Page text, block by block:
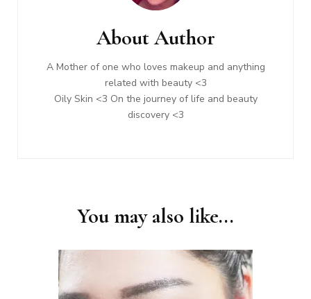
About Author
A Mother of one who loves makeup and anything
related with beauty <3
Oily Skin <3 On the journey of life and beauty
discovery <3
You may also like...